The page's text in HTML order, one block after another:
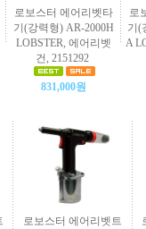
로보스터 에어리벳타
기(강력형) AR-2000H
LOBSTER, 에어리벳
건, 2151292
831,000원
로
기(
A
로보스터 에어리벳트